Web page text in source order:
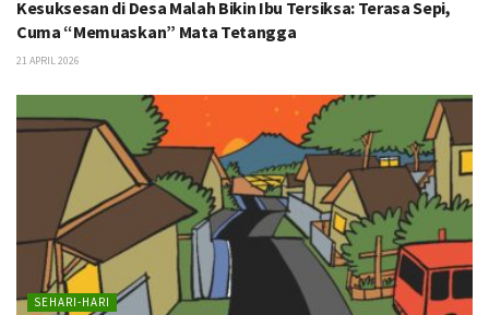
Kesuksesan di Desa Malah Bikin Ibu Tersiksa: Terasa Sepi,
Cuma “Memuaskan” Mata Tetangga
21 APRIL 2026
SEHARI-HARI